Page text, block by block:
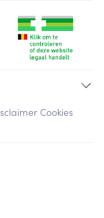
Cookies